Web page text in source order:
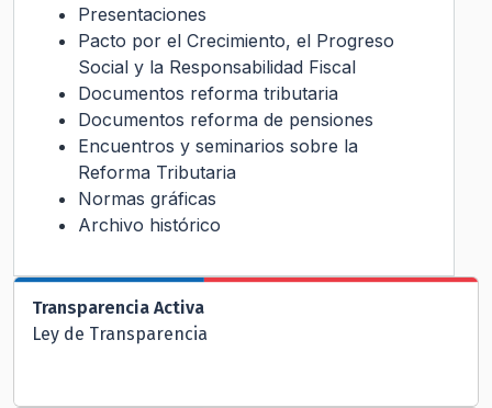
Presentaciones
Pacto por el Crecimiento, el Progreso
Social y la Responsabilidad Fiscal
Documentos reforma tributaria
Documentos reforma de pensiones
Encuentros y seminarios sobre la
Reforma Tributaria
Normas gráficas
Archivo histórico
Transparencia Activa
Ley de Transparencia